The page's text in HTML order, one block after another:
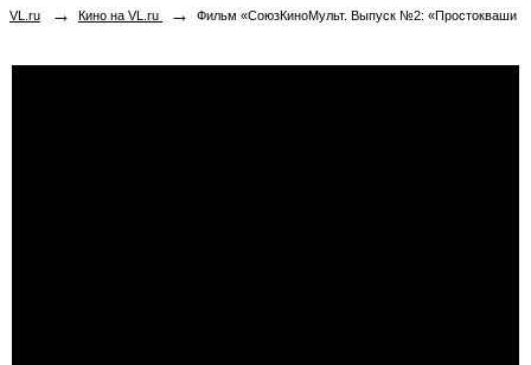
VL.ru → Кино на VL.ru → Фильм «СоюзКиноМульт. Выпуск №2: «Простоквашино» и все-все-все»» в кинотеатрах Арсеньева. Купить билеты!